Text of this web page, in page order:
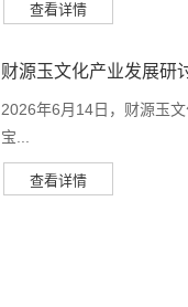
财源玉文化产业发展研
2026年6月14日，财源玉
宝...